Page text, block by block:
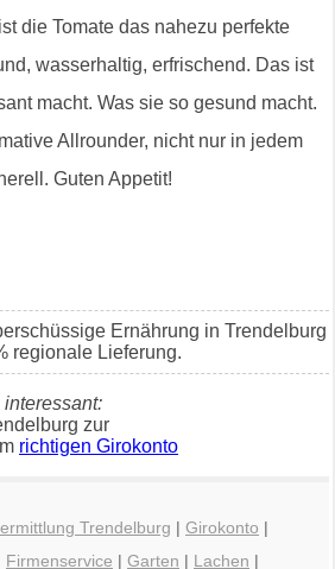
die Tomate das nahezu perfekte
wasserhaltig, erfrischend. Das ist
macht. Was sie so gesund macht.
Allrounder, nicht nur in jedem
Guten Appetit!
Ernährung in Trendelburg
regionale Lieferung.
zur
richtigen Girokonto
Trendelburg | Girokonto |
Firmenservice | Garten | Lachen |